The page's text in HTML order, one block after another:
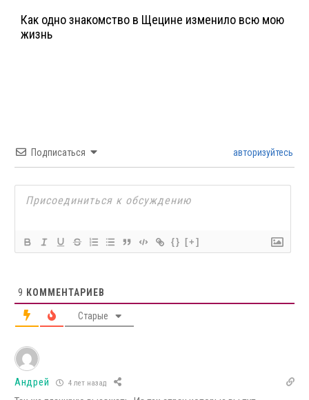
Как одно знакомство в Щецине изменило всю мою
жизнь
Подписаться авторизуйтесь
{} [+]
9 КОММЕНТАРИЕВ
Старые
Андрей 4 лет назад